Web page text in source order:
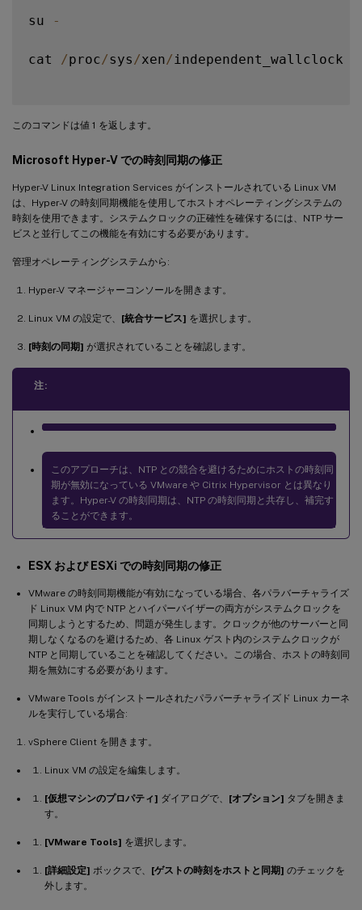
su -
cat /proc/sys /xen/ independent_wallclock
このコマンドは値 1 を返します。
Microsoft Hyper-V での時刻同期の修正
Hyper-V Linux Integration Services がインストールされている Linux VM
は、Hyper-V の時刻同期機能を使用してホストオペレーティングシステムの
時刻を使用できます。システムクロックの正確性を確保するには、NTP サー
ビスと並行してこの機能を有効にする必要があります。
管理オペレーティングシステムから:
Hyper-V マネージャーコンソールを開きます。
Linux VM の設定で、 [統合サービス] を選択します。
[時刻の同期] が選択されていることを確認します。
注:
このアプローチは、NTP との競合を避けるためにホストの時刻同
期が無効になっている VMware や Citrix Hypervisor とは異なり
ます。Hyper-V の時刻同期は、NTP の時刻同期と共存し、補完す
ることができます。
ESX および ESXi での時刻同期の修正
VMware の時刻同期機能が有効になっている場合、各パラバーチャライズ
ド Linux VM 内で NTP とハイパーバイザーの両方がシステムクロックを
同期しようとするため、問題が発生します。クロックが他のサーバーと同
期しなくなるのを避けるため、各 Linux ゲスト内のシステムクロックが
NTP と同期していることを確認してください。この場合、ホストの時刻同
期を無効にする必要があります。
VMware Tools がインストールされたパラバーチャライズド Linux カーネ
ルを実行している場合:
vSphere Client を開きます。
Linux VM の設定を編集します。
[仮想マシンのプロパティ] ダイアログで、 [オプション] タブを開きま
す。
[VMware Tools] を選択します。
[詳細設定] ボックスで、 [ゲストの時刻をホストと同期] のチェックを
外します。